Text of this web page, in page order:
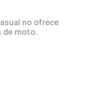
no ofrece
de moto.